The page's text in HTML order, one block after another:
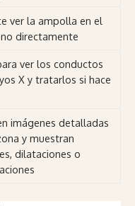
ver la ampolla en el
directamente
ver los conductos
X y tratarlos si hace
imágenes detalladas
y muestran
dilataciones o